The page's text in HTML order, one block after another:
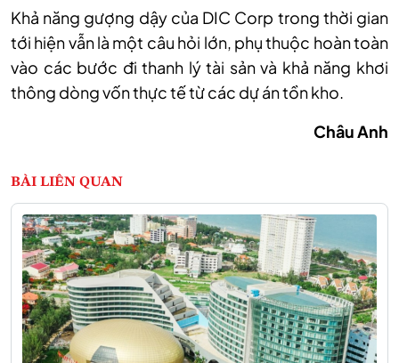
Khả năng gượng dậy của DIC Corp trong thời gian
tới hiện vẫn là một câu hỏi lớn, phụ thuộc hoàn toàn
vào các bước đi thanh lý tài sản và khả năng khơi
thông dòng vốn thực tế từ các dự án tồn kho.
Châu Anh
BÀI LIÊN QUAN